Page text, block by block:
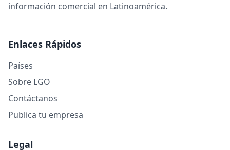
información comercial en Latinoamérica.
Enlaces Rápidos
Países
Sobre LGO
Contáctanos
Publica tu empresa
Legal